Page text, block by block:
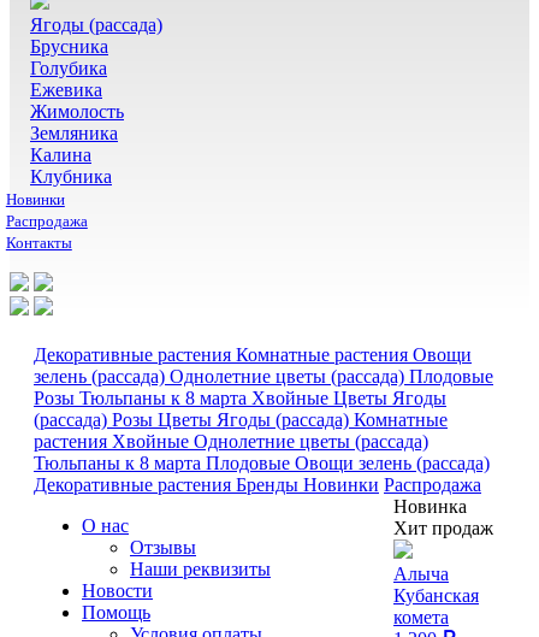
Ягоды (рассада)
Брусника
Голубика
Ежевика
Жимолость
Земляника
Калина
Клубника
Новинки
Распродажа
Контакты
Декоративные растения Комнатные растения Овощи
зелень (рассада) Однолетние цветы (рассада) Плодовые
Розы Тюльпаны к 8 марта Хвойные Цветы Ягоды
(рассада) Розы Цветы Ягоды (рассада) Комнатные
растения Хвойные Однолетние цветы (рассада)
Тюльпаны к 8 марта Плодовые Овощи зелень (рассада)
Декоративные растения Бренды Новинки Распродажа
О нас
Отзывы
Наши реквизиты
Новости
Помощь
Новинка
Хит продаж
Алыча
Кубанская
комета